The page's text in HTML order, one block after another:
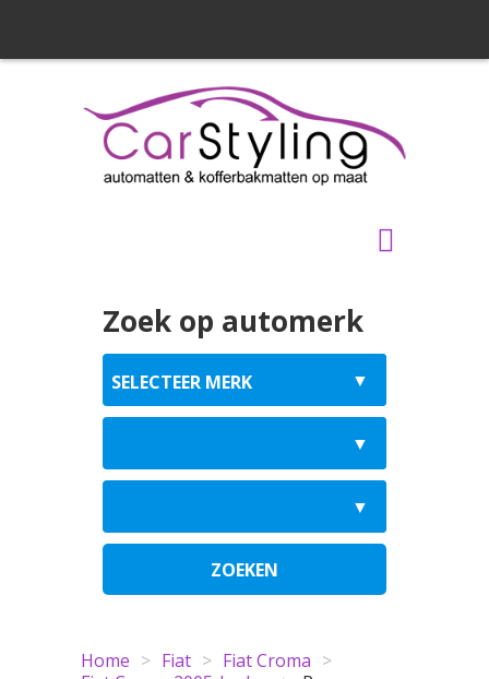
Zoek op automerk
ZOEKEN
Home > Fiat > Fiat Croma >